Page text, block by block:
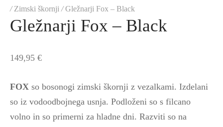
/ Zimski škornji /Gležnarji Fox – Black
Gležnarji Fox – Black
149,95 €
FOX so bosonogi zimski škornji z vezalkami. Izdelani
so iz vodoodbojnega usnja. Podloženi so s filcano
volno in so primerni za hladne dni. Razviti so na